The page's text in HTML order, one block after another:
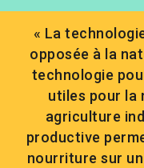
« La
opposée à la
technologie
utiles pour la
agriculture
productive
nourriture sur